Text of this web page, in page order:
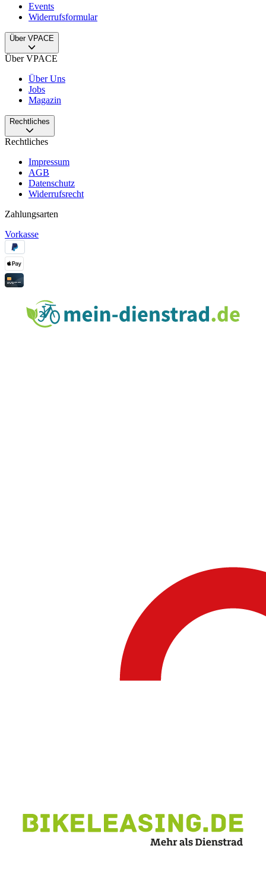
Events
Widerrufsformular
Über VPACE
Über VPACE
Über Uns
Jobs
Magazin
Rechtliches
Rechtliches
Impressum
AGB
Datenschutz
Widerrufsrecht
Zahlungsarten
Vorkasse